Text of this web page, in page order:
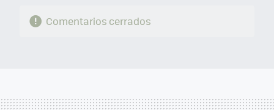
Comentarios cerrados